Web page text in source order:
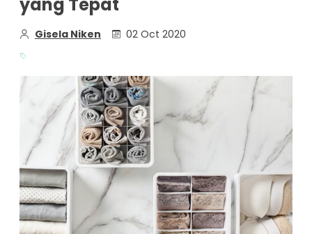
Gisela Niken 02 Oct 2020